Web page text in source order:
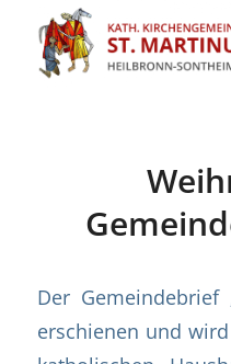
Der Gemeindebrief
erschienen und